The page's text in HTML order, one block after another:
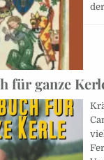
für ganze